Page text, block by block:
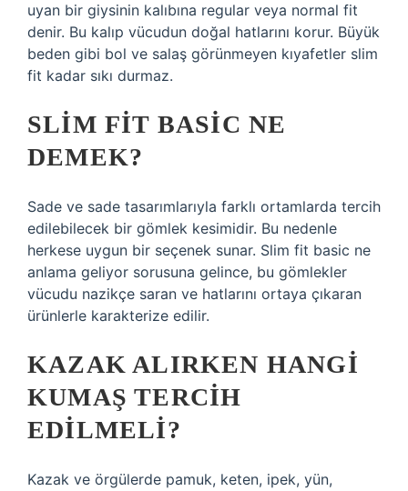
uyan bir giysinin kalıbına regular veya normal fit
denir. Bu kalıp vücudun doğal hatlarını korur. Büyük
beden gibi bol ve salaş görünmeyen kıyafetler slim
fit kadar sıkı durmaz.
SLIM FIT BASIC NE
DEMEK?
Sade ve sade tasarımlarıyla farklı ortamlarda tercih
edilebilecek bir gömlek kesimidir. Bu nedenle
herkese uygun bir seçenek sunar. Slim fit basic ne
anlama geliyor sorusuna gelince, bu gömlekler
vücudu nazikçe saran ve hatlarını ortaya çıkaran
ürünlerle karakterize edilir.
KAZAK ALIRKEN HANGI
KUMAŞ TERCIH
EDILMELI?
Kazak ve örgülerde pamuk, keten, ipek, yün,